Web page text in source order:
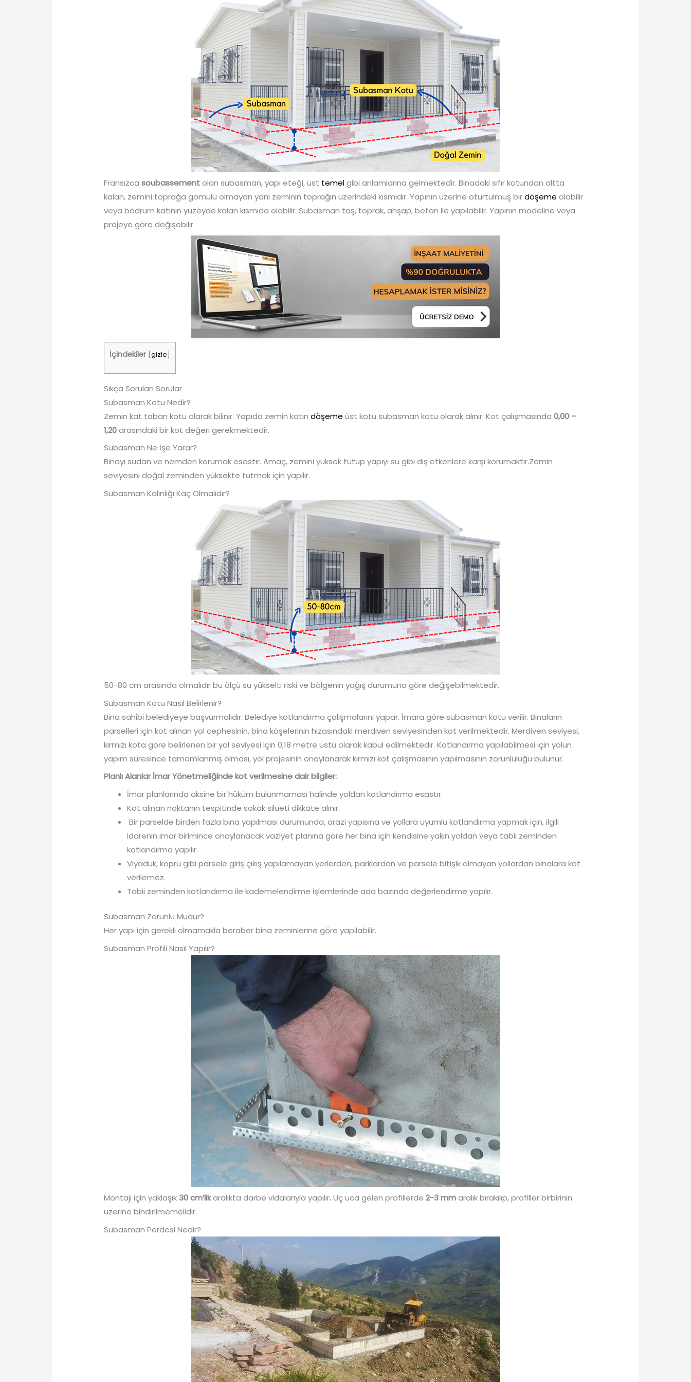
Fransızcasoubassementolan subasman, yapı eteği, üst temelgibi anlamlarına gelmektedir. Binadaki sıfır kotundan altta
kalan, zemini toprağa gömülü olmayan yani zeminin toprağın üzerindeki kısmıdır. Yapının üzerine oturtulmuş birdöşeme olabilir
veya bodrum katının yüzeyde kalan kısmıda olabilir. Subasman taş, toprak, ahşap, beton ile yapılabilir. Yapının modeline veya
projeye göre değişebilir.
İçindekiler [gizle
Sıkça Sorulan Sorular
Subasman Kotu Nedir?
Zemin kat taban kotu olarak bilinir. Yapıda zemin katın döşeme üst kotu subasman kotu olarak alınır. Kot çalışmasında0,00 –
1,20arasındaki bir kot değeri gerekmektedir.
Subasman Ne İşe Yarar?
Binayı sudan ve nemden korumak esastır. Amaç, zemini yüksek tutup yapıyı su gibi dış etkenlere karşı korumaktır.Zemin
seviyesini doğal zeminden yüksekte tutmak için yapılır.
Subasman Kalınlığı Kaç Olmalıdır?
50-80 cm arasında olmalıdır bu ölçü su yükselti riski ve bölgenin yağış durumuna göre değişebilmektedir.
Subasman Kotu Nasıl Belirlenir?
Bina sahibi belediyeye başvurmalıdır. Belediye kotlandırma çalışmalarını yapar. İmara göre subasman kotu verilir. Binaların
parselleri için kot alınan yol cephesinin, bina köşelerinin hizasındaki merdiven seviyesinden kot verilmektedir. Merdiven seviyesi,
kırmızı kota göre belirlenen bir yol seviyesi için 0,18 metre üstü olarak kabul edilmektedir. Kotlandırma yapılabilmesi için yolun
yapım süresince tamamlanmış olması, yol projesinin onaylanarak kırmızı kot çalışmasının yapılmasının zorunluluğu bulunur.
Planlı Alanlar İmar Yönetmeliğinde kot verilmesine dair bilgiler:
İmar planlarında aksine bir hüküm bulunmaması halinde yoldan kotlandırma esastır.
Kot alınan noktanın tespitinde sokak silueti dikkate alınır.
Bir parselde birden fazla bina yapılması durumunda, arazi yapısına ve yollara uyumlu kotlandırma yapmak için, ilgili
idarenin imar birimince onaylanacak vaziyet planına göre her bina için kendisine yakın yoldan veya tabii zeminden
kotlandırma yapılır.
Viyadük, köprü gibi parsele giriş çıkış yapılamayan yerlerden, parklardan ve parsele bitişik olmayan yollardan binalara kot
verilemez.
Tabii zeminden kotlandırma ile kademelendirme işlemlerinde ada bazında değerlendirme yapılır.
Subasman Zorunlu Mudur?
Her yapı için gerekli olmamakla beraber bina zeminlerine göre yapılabilir.
Subasman Profili Nasıl Yapılır?
Montajı için yaklaşık 30 cm’likaralıkta darbe vidalarıyla yapılır.Uç uca gelen profillerde 2-3 mmaralık bırakılıp, profiller birbirinin
üzerine bindirilmemelidir.
Subasman Perdesi Nedir?